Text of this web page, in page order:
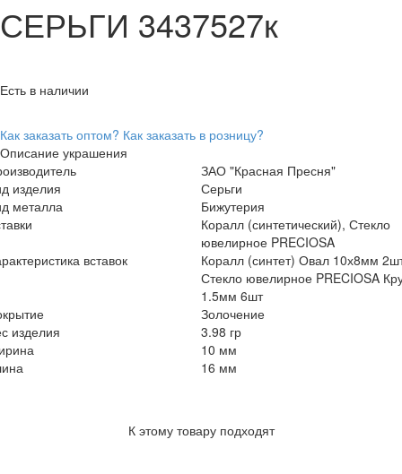
СЕРЬГИ 3437527к
Есть в наличии
Как заказать оптом? Как заказать в розницу?
Описание украшения
ЗАО "Красная Пресня"
изделия
Серьги
металла
Бижутерия
Коралл (синтетический), Стекло
ювелирное PRECIOSA
вставок
Коралл (синтет) Овал 10х8мм
Стекло ювелирное PRECIOSA
1.5мм 6шт
Золочение
изделия
3.98 гр
10 мм
16 мм
К этому товару подходят